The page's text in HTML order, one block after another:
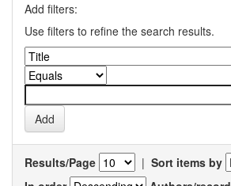
Add filters:
Use filters to refine the search results.
Results/Page | Sort items by